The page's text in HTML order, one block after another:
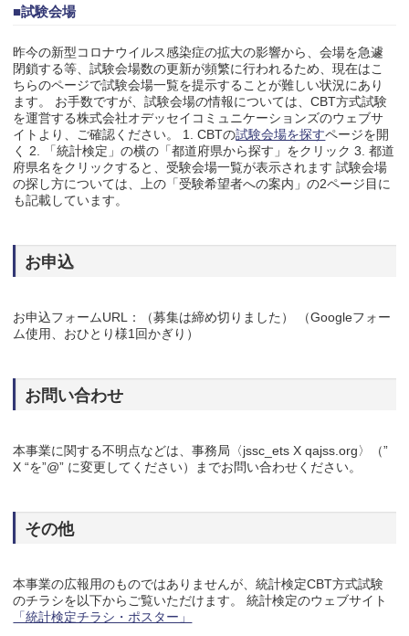
■試験会場
昨今の新型コロナウイルス感染症の拡大の影響から、会場を急遽
閉鎖する等、試験会場数の更新が頻繁に行われるため、現在はこ
ちらのページで試験会場一覧を提示することが難しい状況にあり
ます。 お手数ですが、試験会場の情報については、CBT方式試験
を運営する株式会社オデッセイコミュニケーションズのウェブサ
イトより、ご確認ください。 1. CBTの試験会場を探すページを開
く 2. 「統計検定」の横の「都道府県から探す」をクリック 3. 都道
府県名をクリックすると、受験会場一覧が表示されます 試験会場
の探し方については、上の「受験希望者への案内」の2ページ目に
も記載しています。
お申込
お申込フォームURL：（募集は締め切りました） （Googleフォー
ム使用、おひとり様1回かぎり）
お問い合わせ
本事業に関する不明点などは、事務局〈jssc_ets X qajss.org〉（”
X “を”@” に変更してください）までお問い合わせください。
その他
本事業の広報用のものではありませんが、統計検定CBT方式試験
のチラシを以下からご覧いただけます。 統計検定のウェブサイト
「統計検定チラシ・ポスター」